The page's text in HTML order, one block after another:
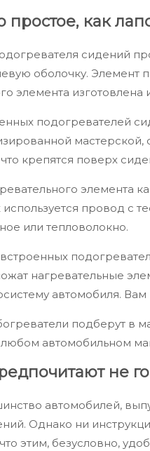
простое, как
сидений
оболочку. Элемент
элемента изготовлена
подогревателей
крепятся поверх
элемента
используется провод с
или тепловолокно.
нагревательные
автомобиля.
подберут в
любом автомобильном
не
автомобилей,
Однако ни
этим, безусловно,